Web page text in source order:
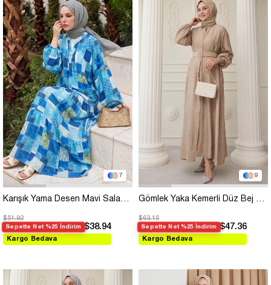
7
Karışık Yama Desen Mavi Salaş Elbise
$51.92
Sepette Net %25 İndirim $38.94
Kargo Bedava
9
Gömlek Yaka Kemerli Düz Bej Viskon Elbise
$63.15
Sepette Net %25 İndirim $47.36
Kargo Bedava